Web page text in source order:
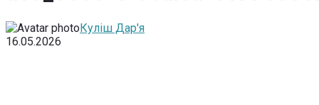
Куліш Дар'я
16.05.2026